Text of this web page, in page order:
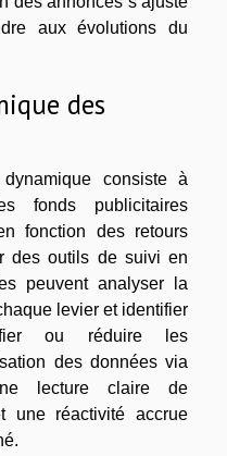
aux évolutions du
des
consiste à
fonds publicitaires
fonction des retours
des outils de suivi en
peuvent analyser la
levier et identifier
ou réduire les
des données via
lecture claire de
une réactivité accrue